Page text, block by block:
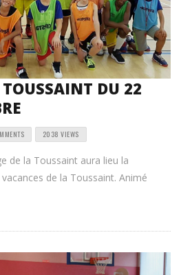
DU 22
2038 VIEWS
de la Toussaint aura lieu la
de la Toussaint. Animé